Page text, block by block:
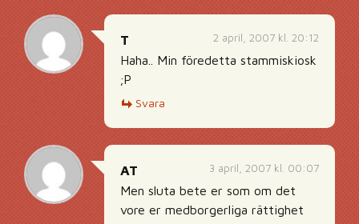
2 april, 2007 kl. 20:12
T
Haha.. Min föredetta stammiskiosk
;P
Svara
3 april, 2007 kl. 00:07
AT
Men sluta bete er som om det
vore er medborgerliga rättighet